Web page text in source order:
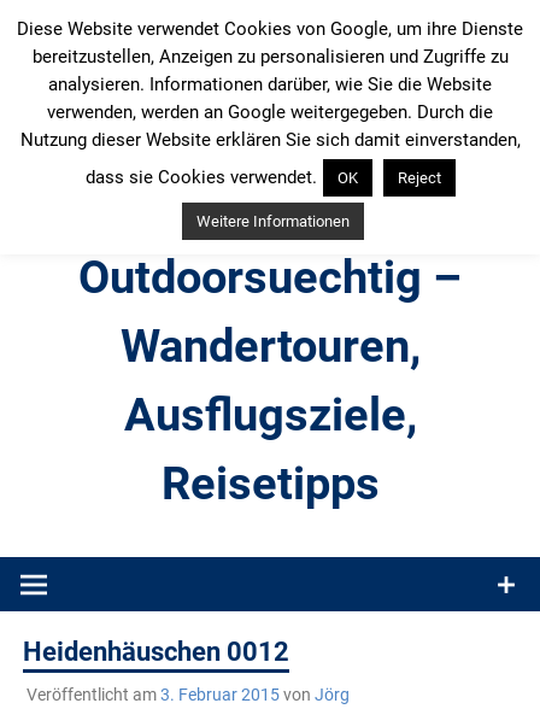
Inhalt
springen
Outdoorsuechtig –
Wandertouren,
Ausflugsziele,
Reisetipps
Produkttests und Buchrezensionen. Ein Blog für alle, die gern
Heidenhäuschen 0012
Veröffentlicht am3. Februar 2015von Jörg
Diese Website verwendet Cookies von Google, um ihre Dienste
bereitzustellen, Anzeigen zu personalisieren und Zugriffe zu
analysieren. Informationen darüber, wie Sie die Website
verwenden, werden an Google weitergegeben. Durch die
Nutzung dieser Website erklären Sie sich damit einverstanden,
dass sie Cookies verwendet.
OK Reject
Weitere Informationen